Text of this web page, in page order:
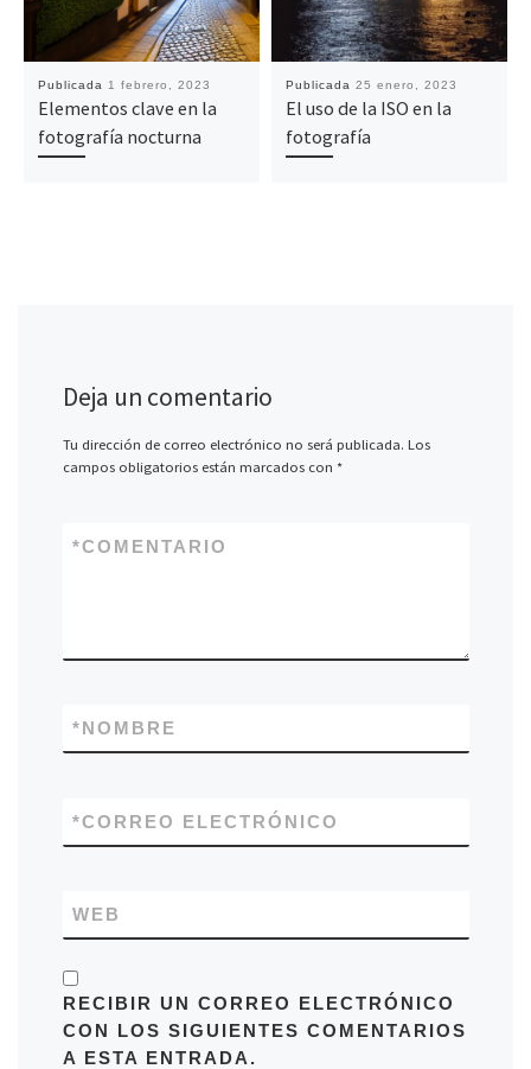
Publicada 1 febrero, 2023
Elementos clave en la
fotografía nocturna
Publicada 25 enero, 2023
El uso de la ISO en la
fotografía
Deja un comentario
Tu dirección de correo electrónico no será publicada. Los
campos obligatorios están marcados con *
COMENTARIO
*
NOMBRE
*
CORREO ELECTRÓNICO
*
WEB
RECIBIR UN CORREO ELECTRÓNICO
CON LOS SIGUIENTES COMENTARIOS
A ESTA ENTRADA.